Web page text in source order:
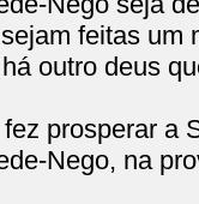
feitas um
outro deus
prosperar a
Nego, na